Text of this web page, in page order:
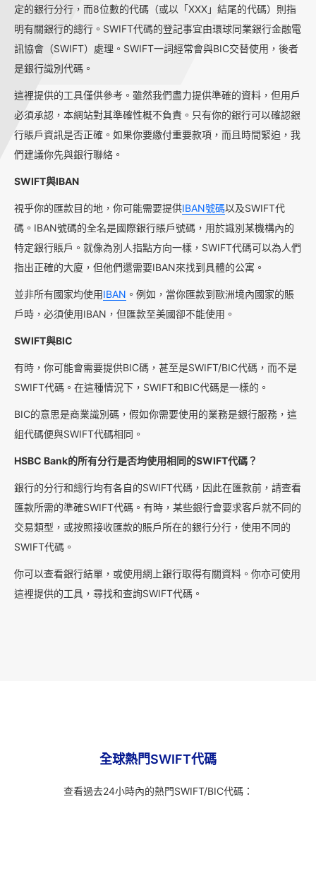
定的銀行分行，而8位數的代碼（或以「XXX」結尾的代碼）則指
明有關銀行的總行。SWIFT代碼的登記事宜由環球同業銀行金融電
訊協會（SWIFT）處理。SWIFT一詞經常會與BIC交替使用，後者
是銀行識別代碼。
這裡提供的工具僅供參考。雖然我們盡力提供準確的資料，但用戶
必須承認，本網站對其準確性概不負責。只有你的銀行可以確認銀
行賬戶資訊是否正確。如果你要繳付重要款項，而且時間緊迫，我
們建議你先與銀行聯絡。
SWIFT與IBAN
視乎你的匯款目的地，你可能需要提供IBAN號碼以及SWIFT代
碼。IBAN號碼的全名是國際銀行賬戶號碼，用於識別某機構內的
特定銀行賬戶。就像為別人指點方向一樣，SWIFT代碼可以為人們
指出正確的大廈，但他們還需要IBAN來找到具體的公寓。
並非所有國家均使用IBAN 。例如，當你匯款到歐洲境內國家的賬
戶時，必須使用IBAN，但匯款至美國卻不能使用。
SWIFT與BIC
有時，你可能會需要提供BIC碼，甚至是SWIFT/BIC代碼，而不是
SWIFT代碼。在這種情況下，SWIFT和BIC代碼是一樣的。
BIC的意思是商業識別碼，假如你需要使用的業務是銀行服務，這
組代碼便與SWIFT代碼相同。
HSBC Bank的所有分行是否均使用相同的SWIFT代碼？
銀行的分行和總行均有各自的SWIFT代碼，因此在匯款前，請查看
匯款所需的準確SWIFT代碼。有時，某些銀行會要求客戶就不同的
交易類型，或按照接收匯款的賬戶所在的銀行分行，使用不同的
SWIFT代碼。
你可以查看銀行結單，或使用網上銀行取得有關資料。你亦可使用
這裡提供的工具，尋找和查詢SWIFT代碼。
全球熱門SWIFT代碼
查看過去24小時內的熱門SWIFT/BIC代碼：